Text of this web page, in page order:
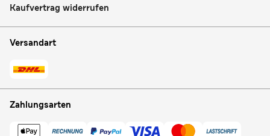
Kaufvertrag widerrufen
Versandart
Zahlungsarten